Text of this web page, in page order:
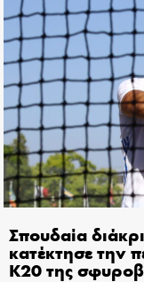
Σπουδαία
κατέκτησε την
Κ20 της